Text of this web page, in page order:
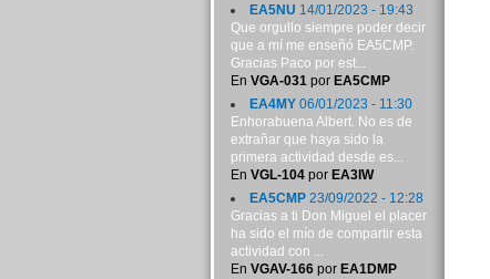
EA5NU 14/01/2023 - 19:43
Que orgullo siempre poder decir
que a mí me enseñó EA5CMP.
Gracias Paco por est...
En VGA-031 por EA5CMP
EA4MY06/01/2023 - 11:30
Enhorabuena Albert. No es de
extrañar que haya sido la
primera actividad desde es...
En VGL-104por EA3IW
EA5CMP23/09/2022 - 12:28
Gracias a ti Don Miguel el placer
ha sido el mío de compartir esta
actividad con ...
En VGAV-166por EA1DMP